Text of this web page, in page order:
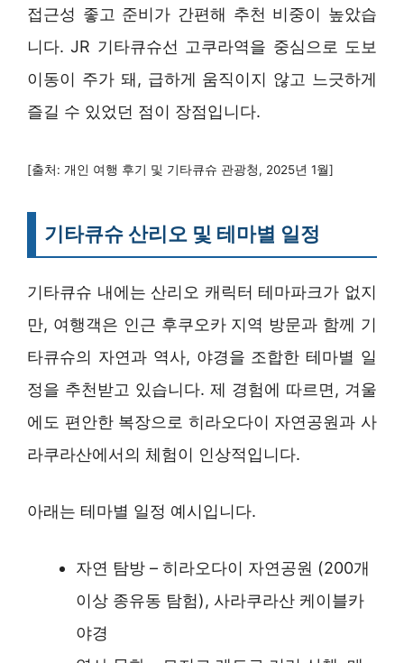
접근성 좋고 준비가 간편해 추천 비중이 높았습
니다. JR 기타큐슈선 고쿠라역을 중심으로 도보
이동이 주가 돼, 급하게 움직이지 않고 느긋하게
즐길 수 있었던 점이 장점입니다.
[출처: 개인 여행 후기 및 기타큐슈 관광청, 2025년 1월]
기타큐슈 산리오 및 테마별 일정
기타큐슈 내에는 산리오 캐릭터 테마파크가 없지
만, 여행객은 인근 후쿠오카 지역 방문과 함께 기
타큐슈의 자연과 역사, 야경을 조합한 테마별 일
정을 추천받고 있습니다. 제 경험에 따르면, 겨울
에도 편안한 복장으로 히라오다이 자연공원과 사
라쿠라산에서의 체험이 인상적입니다.
아래는 테마별 일정 예시입니다.
자연 탐방 – 히라오다이 자연공원 (200개
이상 종유동 탐험), 사라쿠라산 케이블카
야경